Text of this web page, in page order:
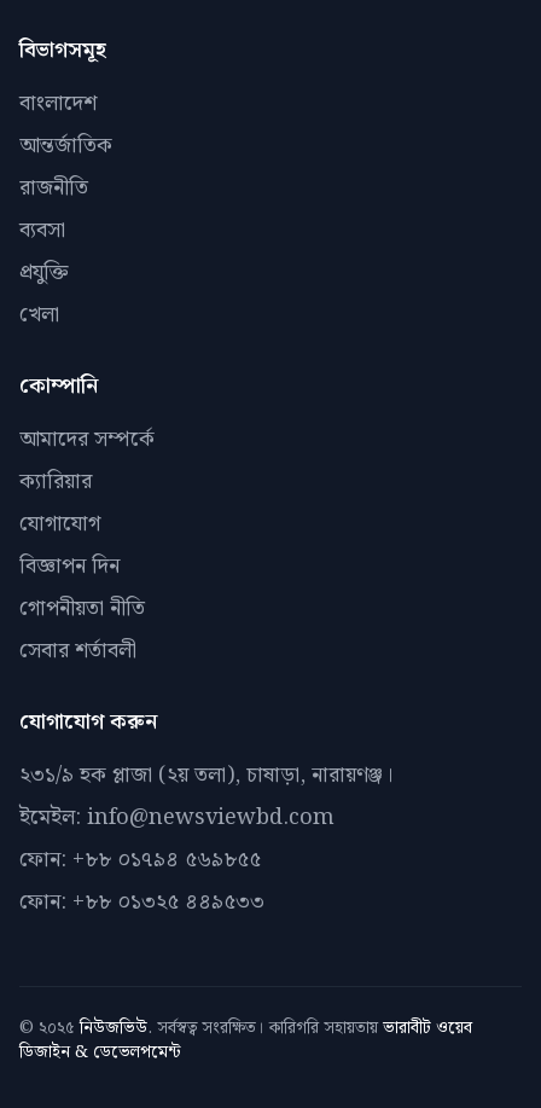
বিভাগসমূহ
বাংলাদেশ
আন্তর্জাতিক
রাজনীতি
ব্যবসা
প্রযুক্তি
খেলা
কোম্পানি
আমাদের সম্পর্কে
ক্যারিয়ার
যোগাযোগ
বিজ্ঞাপন দিন
গোপনীয়তা নীতি
সেবার শর্তাবলী
যোগাযোগ করুন
২৩১/৯ হক প্লাজা (২য় তলা), চাষাড়া, নারায়ণঞ্জ।
ইমেইল: info@newsviewbd.com
ফোন: +৮৮ ০১৭৯৪ ৫৬৯৮৫৫
ফোন: +৮৮ ০১৩২৫ ৪৪৯৫৩৩
© ২০২৫ নিউজভিউ. সর্বস্বত্ব সংরক্ষিত। কারিগরি সহায়তায়ভারাবীট ওয়েব
ডিজাইন & ডেভেলপমেন্ট